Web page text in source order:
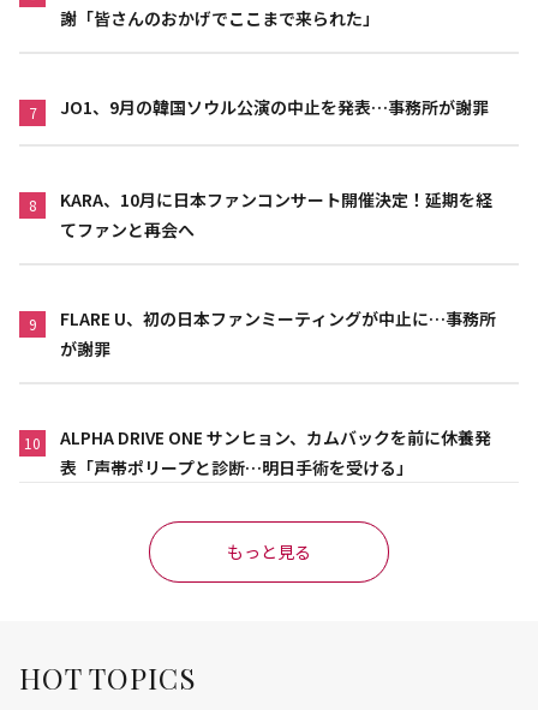
謝「皆さんのおかげでここまで来られた」
7 JO1、9月の韓国ソウル公演の中止を発表…事務所が謝罪
8
KARA、10月に日本ファンコンサート開催決定！延期を経
てファンと再会へ
9
FLARE U、初の日本ファンミーティングが中止に…事務所
が謝罪
10
ALPHA DRIVE ONE サンヒョン、カムバックを前に休養発
表「声帯ポリープと診断…明日手術を受ける」
もっと見る
HOT TOPICS